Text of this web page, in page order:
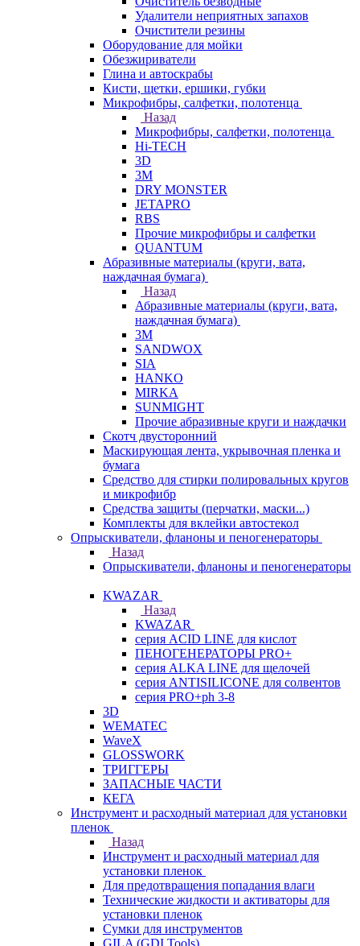
Удалители неприятных запахов
Очистители резины
Оборудование для мойки
Обезжириватели
Глина и автоскрабы
Кисти, щетки, ершики, губки
Микрофибры, салфетки, полотенца
Назад
Микрофибры, салфетки, полотенца
Hi-TECH
3D
3М
DRY MONSTER
JETAPRO
RBS
Прочие микрофибры и салфетки
QUANTUM
Абразивные материалы (круги, вата,
наждачная бумага)
Назад
Абразивные материалы (круги, вата,
наждачная бумага)
3М
SANDWOX
SIA
HANKO
MIRKA
SUNMIGHT
Прочие абразивные круги и наждачки
Скотч двусторонний
Маскирующая лента, укрывочная пленка и
бумага
Средство для стирки полировальных кругов
и микрофибр
Средства защиты (перчатки, маски...)
Комплекты для вклейки автостекол
Опрыскиватели, фланоны и пеногенераторы
Назад
Опрыскиватели, фланоны и пеногенераторы
KWAZAR
Назад
KWAZAR
серия ACID LINE для кислот
ПЕНОГЕНЕРАТОРЫ PRO+
серия ALKA LINE для щелочей
серия ANTISILICONE для солвентов
серия PRO+ph 3-8
3D
WEMATEC
WaveX
GLOSSWORK
ТРИГГЕРЫ
ЗАПАСНЫЕ ЧАСТИ
КЕГА
Инструмент и расходный материал для установки
пленок
Назад
Инструмент и расходный материал для
установки пленок
Для предотвращения попадания влаги
Технические жидкости и активаторы для
установки пленок
Сумки для инструментов
GILA (GDI Tools)